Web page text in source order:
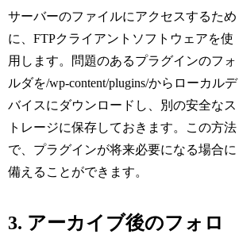
サーバーのファイルにアクセスするため
に、FTPクライアントソフトウェアを使
用します。問題のあるプラグインのフォ
ルダを/wp-content/plugins/からローカルデ
バイスにダウンロードし、別の安全なス
トレージに保存しておきます。この方法
で、プラグインが将来必要になる場合に
備えることができます。
3. アーカイブ後のフォロ